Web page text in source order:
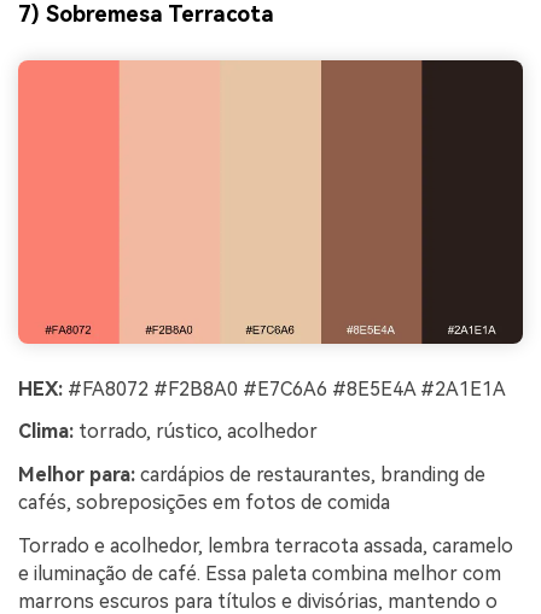
7) Sobremesa Terracota
HEX: #FA8072 #F2B8A0 #E7C6A6 #8E5E4A #2A1E1A
Clima: torrado, rústico, acolhedor
Melhor para: cardápios de restaurantes, branding de
cafés, sobreposições em fotos de comida
Torrado e acolhedor, lembra terracota assada, caramelo
e iluminação de café. Essa paleta combina melhor com
marrons escuros para títulos e divisórias, mantendo o